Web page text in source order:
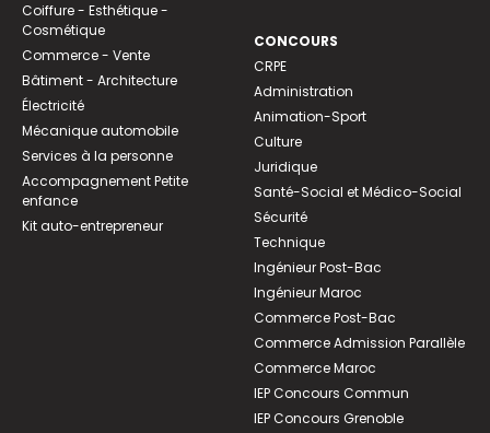
Coiffure - Esthétique -
Cosmétique
Commerce - Vente
Bâtiment - Architecture
Électricité
Mécanique automobile
Services à la personne
Accompagnement Petite
enfance
Kit auto-entrepreneur
CONCOURS
CRPE
Administration
Animation-Sport
Culture
Juridique
Santé-Social et Médico-Social
Sécurité
Technique
Ingénieur Post-Bac
Ingénieur Maroc
Commerce Post-Bac
Commerce Admission Parallèle
Commerce Maroc
IEP Concours Commun
IEP Concours Grenoble